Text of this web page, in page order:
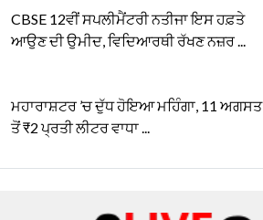
CBSE 12ਵੀਂ ਸਪਲੀਮੈਂਟਰੀ ਨਤੀਜਾ ਇਸ ਹਫ਼ਤੇ
ਆਉਣ ਦੀ ਉਮੀਦ, ਵਿਦਿਆਰਥੀ ਰੱਖਣ ਨਜ਼ਰ ...
ਮਹਾਰਾਸ਼ਟਰ ’ਚ ਦੁੱਧ ਹੋਇਆ ਮਹਿੰਗਾ, 11 ਅਗਸਤ
ਤੋਂ ₹2 ਪ੍ਰਤੀ ਲੀਟਰ ਵਾਧਾ ...